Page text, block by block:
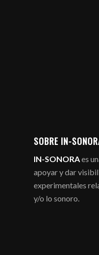
SOBRE IN-
IN-SONORAes
apoyar y dar
experimentales
y/o lo sonoro.